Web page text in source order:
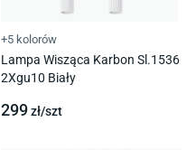
+5 kolorów
Lampa Wisząca Karbon Sl.1536
2Xgu10 Biały
299zł/szt